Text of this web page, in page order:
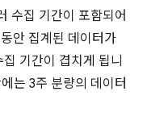
수집 기간이 포함되어
안 집계된 데이터가
기간이 겹치게 됩니
는 3주 분량의 데이터